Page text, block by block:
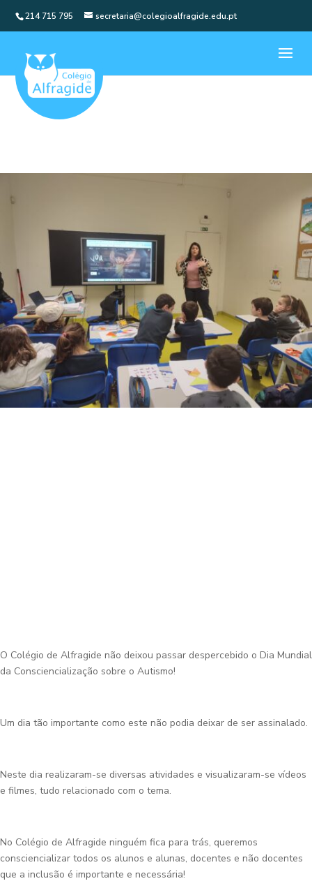
214 715 795 secretaria@colegioalfragide.edu.pt
O Colégio de Alfragide não deixou passar despercebido o Dia Mundial
da Consciencialização sobre o Autismo!
Um dia tão importante como este não podia deixar de ser assinalado.
Neste dia realizaram-se diversas atividades e visualizaram-se vídeos
e filmes, tudo relacionado com o tema.
No Colégio de Alfragide ninguém fica para trás, queremos
consciencializar todos os alunos e alunas, docentes e não docentes
que a inclusão é importante e necessária!